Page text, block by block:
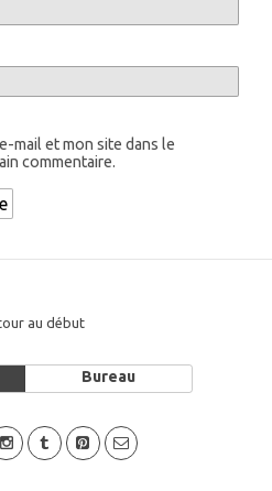
mail et mon site dans le
commentaire.
au début
Bureau